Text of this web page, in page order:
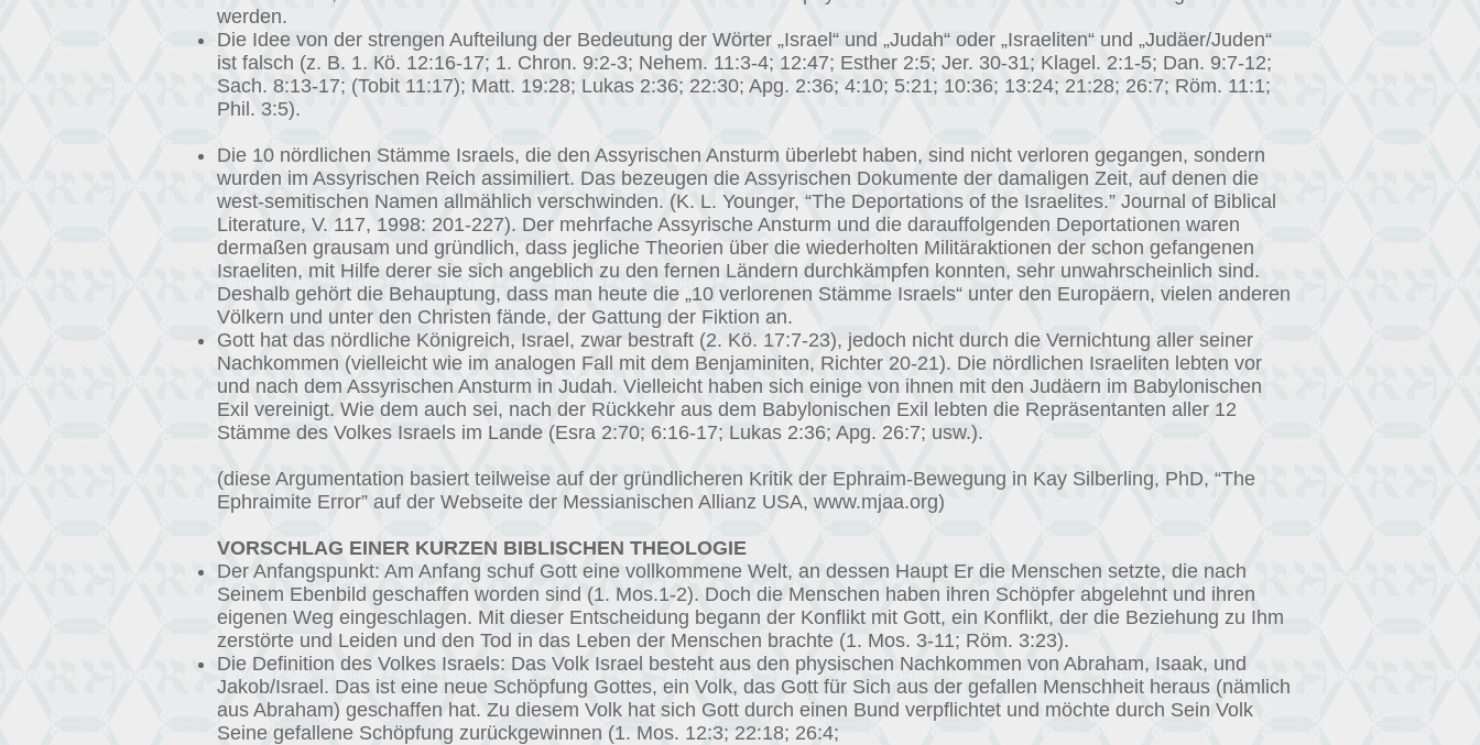
werden.
Die Idee von der strengen Aufteilung der Bedeutung der Wörter „Israel“ und „Judah“ oder „Israeliten“ und „Judäer/Juden“
ist falsch (z. B. 1. Кö. 12:16-17; 1. Chron. 9:2-3; Nehem. 11:3-4; 12:47; Esther 2:5; Jer. 30-31; Klagel. 2:1-5; Dan. 9:7-12;
Sach. 8:13-17; (Tobit 11:17); Matt. 19:28; Lukas 2:36; 22:30; Apg. 2:36; 4:10; 5:21; 10:36; 13:24; 21:28; 26:7; Röm. 11:1;
Phil. 3:5).
Die 10 nördlichen Stämme Israels, die den Assyrischen Ansturm überlebt haben, sind nicht verloren gegangen, sondern
wurden im Assyrischen Reich assimiliert. Das bezeugen die Assyrischen Dokumente der damaligen Zeit, auf denen die
west-semitischen Namen allmählich verschwinden. (K. L. Younger, “The Deportations of the Israelites.” Journal of Biblical
Literature, V. 117, 1998: 201-227). Der mehrfache Assyrische Ansturm und die darauffolgenden Deportationen waren
dermaßen grausam und gründlich, dass jegliche Theorien über die wiederholten Militäraktionen der schon gefangenen
Israeliten, mit Hilfe derer sie sich angeblich zu den fernen Ländern durchkämpfen konnten, sehr unwahrscheinlich sind.
Deshalb gehört die Behauptung, dass man heute die „10 verlorenen Stämme Israels“ unter den Europäern, vielen anderen
Völkern und unter den Christen fände, der Gattung der Fiktion an.
Gott hat das nördliche Königreich, Israel, zwar bestraft (2. Kö. 17:7-23), jedoch nicht durch die Vernichtung aller seiner
Nachkommen (vielleicht wie im analogen Fall mit dem Benjaminiten, Richter 20-21). Die nördlichen Israeliten lebten vor
und nach dem Assyrischen Ansturm in Judah. Vielleicht haben sich einige von ihnen mit den Judäern im Babylonischen
Exil vereinigt. Wie dem auch sei, nach der Rückkehr aus dem Babylonischen Exil lebten die Repräsentanten aller 12
Stämme des Volkes Israels im Lande (Esra 2:70; 6:16-17; Lukas 2:36; Apg. 26:7; usw.).
(diese Argumentation basiert teilweise auf der gründlicheren Kritik der Ephraim-Bewegung in Kay Silberling, PhD, “The
Ephraimite Error” auf der Webseite der Messianischen Allianz USA, www.mjaa.org)
VORSCHLAG EINER KURZEN BIBLISCHEN THEOLOGIE
Der Anfangspunkt: Am Anfang schuf Gott eine vollkommene Welt, an dessen Haupt Er die Menschen setzte, die nach
Seinem Ebenbild geschaffen worden sind (1. Mos.1-2). Doch die Menschen haben ihren Schöpfer abgelehnt und ihren
eigenen Weg eingeschlagen. Mit dieser Entscheidung begann der Konflikt mit Gott, ein Konflikt, der die Beziehung zu Ihm
zerstörte und Leiden und den Tod in das Leben der Menschen brachte (1. Mos. 3-11; Röm. 3:23).
Die Definition des Volkes Israels: Das Volk Israel besteht aus den physischen Nachkommen von Abraham, Isaak, und
Jakob/Israel. Das ist eine neue Schöpfung Gottes, ein Volk, das Gott für Sich aus der gefallen Menschheit heraus (nämlich
aus Abraham) geschaffen hat. Zu diesem Volk hat sich Gott durch einen Bund verpflichtet und möchte durch Sein Volk
Seine gefallene Schöpfung zurückgewinnen (1. Mos. 12:3; 22:18; 26:4;